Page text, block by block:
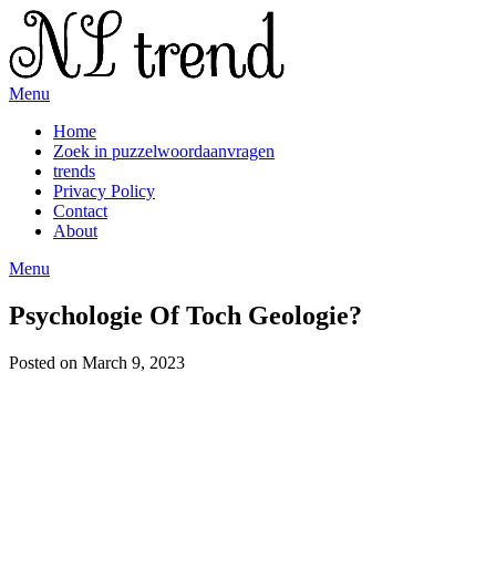
Skip
content
Menu
Home
Zoek in puzzelwoordaanvragen
trends
Privacy Policy
Contact
About
Menu
Psychologie Of Toch Geologie?
Posted on March 9, 2023